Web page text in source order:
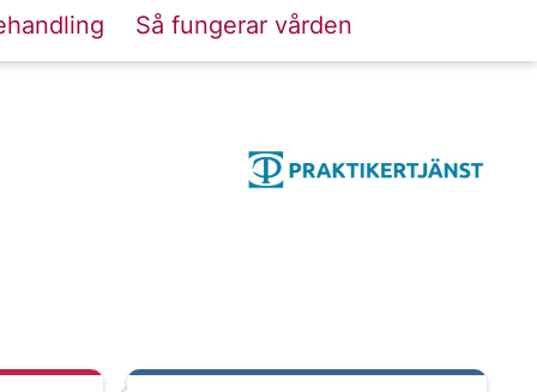
Så fungerar vården